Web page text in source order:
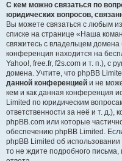
С кем можно связаться по
юридических вопросов,
Вы можете связаться с любым
списке на странице «Наша
свяжитесь с владельцем домена
конференция находится на
Yahoo!, free.fr, f2s.com и т. п.), с
домена. Учтите, что phpBB
данной конференцией и не
кем и как данная конференция
Limited по юридическим
ответственности за неё и т. д.),
phpBB.com или которые
обеспечению phpBB Limited.
phpBB Limited об
то не ждите подробного